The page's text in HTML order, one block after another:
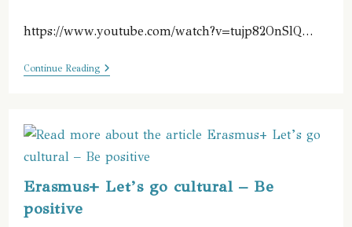
https://www.youtube.com/watch?v=tujp82OnSlQ…
Continue ReadingΗμέρες
Erasmus
Erasmus+ Let’s go cultural – Be
positive